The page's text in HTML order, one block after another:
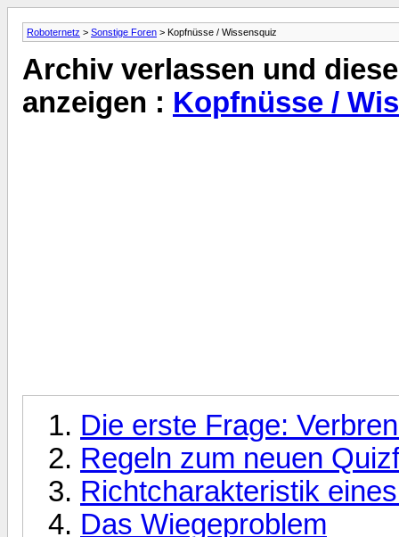
Roboternetz > Sonstige Foren > Kopfnüsse / Wissensquiz
Archiv verlassen und
anzeigen : Kopfnüsse /
Die erste Frage:
Regeln zum neuen
Richtcharakteristik
Das Wiegeproblem